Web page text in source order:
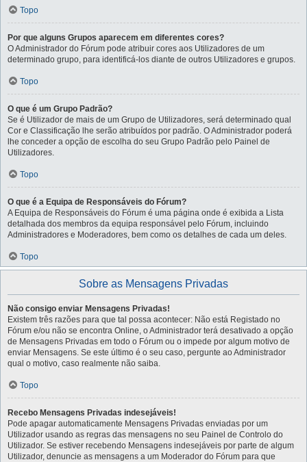
Topo
Por que alguns Grupos aparecem em diferentes cores?
O Administrador do Fórum pode atribuir cores aos Utilizadores de um
determinado grupo, para identificá-los diante de outros Utilizadores e grupos.
Topo
O que é um Grupo Padrão?
Se é Utilizador de mais de um Grupo de Utilizadores, será determinado qual
Cor e Classificação lhe serão atribuídos por padrão. O Administrador poderá
lhe conceder a opção de escolha do seu Grupo Padrão pelo Painel de
Utilizadores.
Topo
O que é a Equipa de Responsáveis do Fórum?
A Equipa de Responsáveis do Fórum é uma página onde é exibida a Lista
detalhada dos membros da equipa responsável pelo Fórum, incluindo
Administradores e Moderadores, bem como os detalhes de cada um deles.
Topo
Sobre as Mensagens Privadas
Não consigo enviar Mensagens Privadas!
Existem três razões para que tal possa acontecer: Não está Registado no
Fórum e/ou não se encontra Online, o Administrador terá desativado a opção
de Mensagens Privadas em todo o Fórum ou o impede por algum motivo de
enviar Mensagens. Se este último é o seu caso, pergunte ao Administrador
qual o motivo, caso realmente não saiba.
Topo
Recebo Mensagens Privadas indesejáveis!
Pode apagar automaticamente Mensagens Privadas enviadas por um
Utilizador usando as regras das mensagens no seu Painel de Controlo do
Utilizador. Se estiver recebendo Mensagens indesejáveis por parte de algum
Utilizador, denuncie as mensagens a um Moderador do Fórum para que